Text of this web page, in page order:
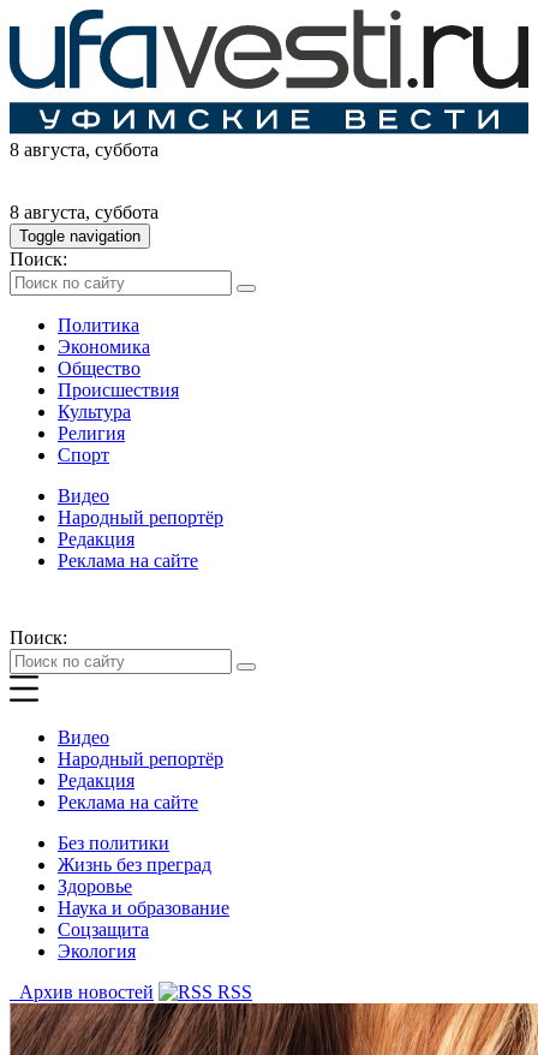
8 августа, суббота
8 августа, суббота
Toggle navigation
Поиск:
Политика
Экономика
Общество
Происшествия
Культура
Религия
Спорт
Видео
Народный репортёр
Редакция
Реклама на сайте
Поиск:
Видео
Народный репортёр
Редакция
Реклама на сайте
Без политики
Жизнь без преград
Здоровье
Наука и образование
Соцзащита
Экология
Архив новостей
RSS